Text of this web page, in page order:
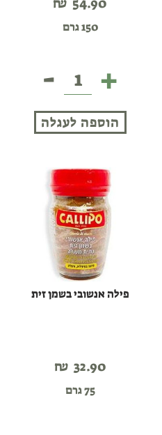
150 גרם
+
נתחי
טונה
בשמן
זית
-
הוספה לעגלה
פילה אנשובי בשמן זית
₪ 32.90
75 גרם